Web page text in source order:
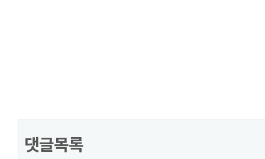
댓글목록